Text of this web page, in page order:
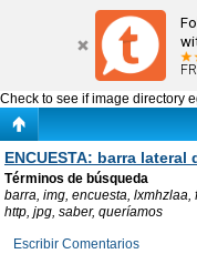
Check to see if image directory
ENCUESTA: barra
ENCUESTA: barra lateral
Términos de búsqueda
barra, img, encuesta,
http, jpg, saber, queríamos
Escribir Comentarios